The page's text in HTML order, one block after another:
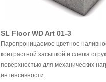
SL Floor WD Art 01-3
Паропроницаемое цветное
контрастной засыпкой и слегка
поверхностью для механических
интенсивности.